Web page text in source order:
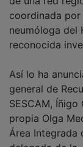
coordinada por
neumóloga del
reconocida
general de
SESCAM,
propia Olga
Área Integrada
delegada de la